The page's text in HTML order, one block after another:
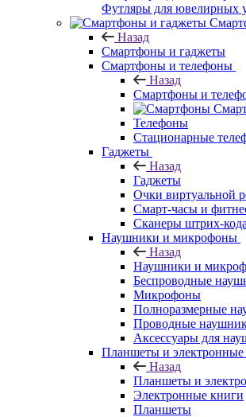
Футляры для ювелирных
Назад
Смартфоны и гаджеты
Смартфоны и телефоны
Назад
Смартфоны и
Телефоны
Стационарные
Гаджеты
Назад
Гаджеты
Очки виртуальной
Смарт-часы и
Сканеры штрих-кода
Наушники и микрофоны
Назад
Наушники и
Беспроводные
Микрофоны
Полноразмерные
Проводные
Аксессуары для
Планшеты и электронные
Назад
Планшеты и
Электронные книги
Планшеты